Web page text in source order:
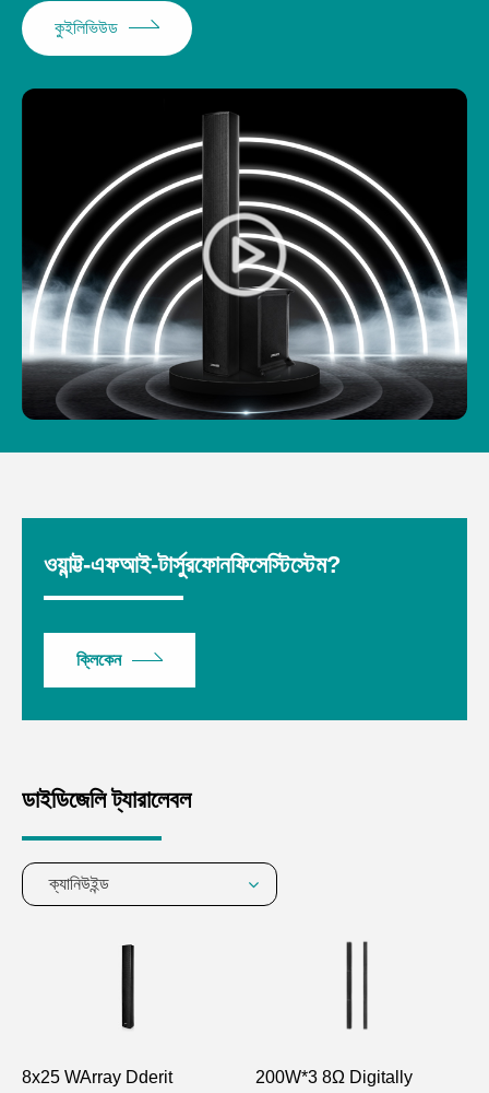
Umnspe▁ak▁খ্যাকার ভেলিস ডিওফ্যালুমিনাম,
উইথিম্যানস্ট্যাকফুল গোরিয়ানস, অ্যাডিটেবল্ফোর-ইচ্যান্ডব্যাকগ্রাউন্ডব্যাক-
সিকপিব্যাকিনভেনসিক ফেরিউস, মিউমস, এবং অ্যান্ডার্ট
কুইলিভিউড
ওয়ান্ট্ট-এফআই-টার্সুরফোনফিসেস্টিস্টেম?
ক্লিকেন
ডাইডিজেলি ট্যারালেবল
ক্যানিউইন্ড
8x25 WArray Dderit
200W*3 8Ω Digitally